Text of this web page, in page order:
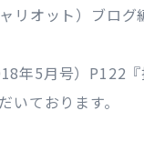
オット）ブログ
年5月号）P122
ております。